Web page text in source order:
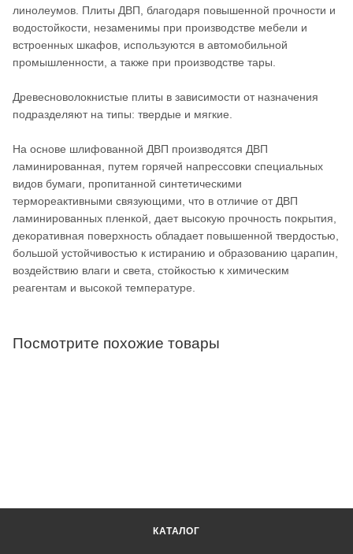
линолеумов. Плиты ДВП, благодаря повышенной прочности и
водостойкости, незаменимы при производстве мебели и
встроенных шкафов, используются в автомобильной
промышленности, а также при производстве тары.
Древесноволокнистые плиты в зависимости от назначения
подразделяют на типы: твердые и мягкие.
На основе шлифованной ДВП производятся ДВП
ламинированная, путем горячей напрессовки специальных
видов бумаги, пропитанной синтетическими
термореактивными связующими, что в отличие от ДВП
ламинированных пленкой, дает высокую прочность покрытия,
декоративная поверхность обладает повышенной твердостью,
большой устойчивостью к истиранию и образованию царапин,
воздействию влаги и света, стойкостью к химическим
реагентам и высокой температуре.
Посмотрите похожие товары
КАТАЛОГ